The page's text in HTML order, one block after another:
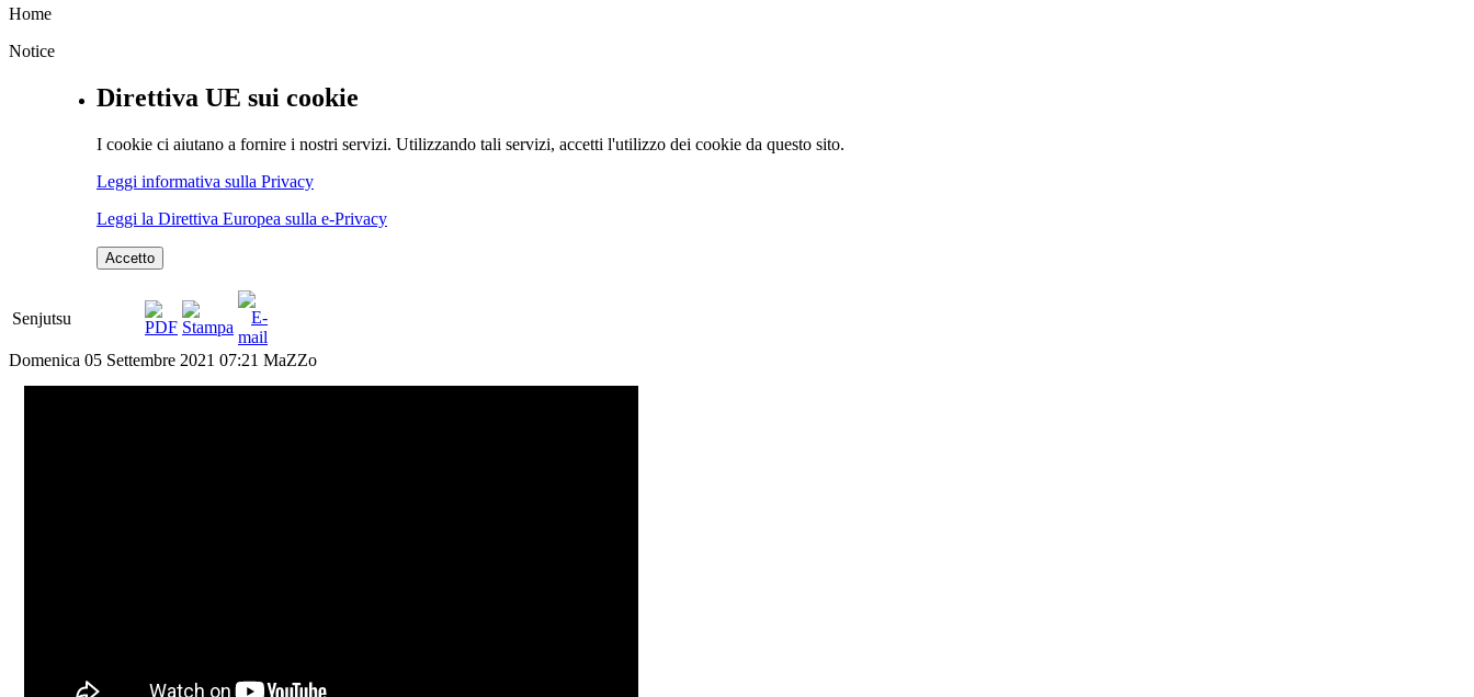
Home
Notice
Direttiva UE sui cookie
I cookie ci aiutano a fornire i nostri servizi. Utilizzando tali servizi, accetti l'utilizzo dei cookie da questo sito.
Leggi informativa sulla Privacy
Leggi la Direttiva Europea sulla e-Privacy
Accetto
Senjutsu
Domenica 05 Settembre 2021 07:21 MaZZo